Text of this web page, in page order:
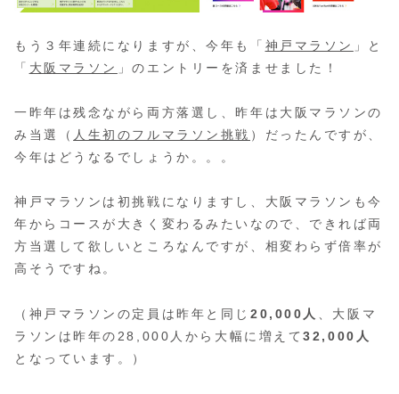
もう３年連続になりますが、今年も「 神戸マラソン 」と
「 大阪マラソン 」のエントリーを済ませました！
一昨年は残念ながら両方落選し、昨年は大阪マラソンの
み当選（ 人生初のフルマラソン挑戦 ）だったんですが、
今年はどうなるでしょうか。。。
神戸マラソンは初挑戦になりますし、大阪マラソンも今
年からコースが大きく変わるみたいなので、できれば両
方当選して欲しいところなんですが、相変わらず倍率が
高そうですね。
（神戸マラソンの定員は昨年と同じ 20,000人
、大阪マ
ラソンは昨年の28,000人から大幅に増えて32,000人
となっています。）